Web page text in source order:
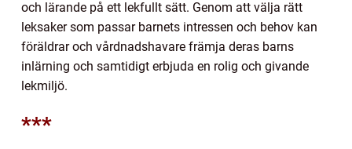
och lärande på ett lekfullt sätt. Genom att välja rätt
leksaker som passar barnets intressen och behov kan
föräldrar och vårdnadshavare främja deras barns
inlärning och samtidigt erbjuda en rolig och givande
lekmiljö.
***